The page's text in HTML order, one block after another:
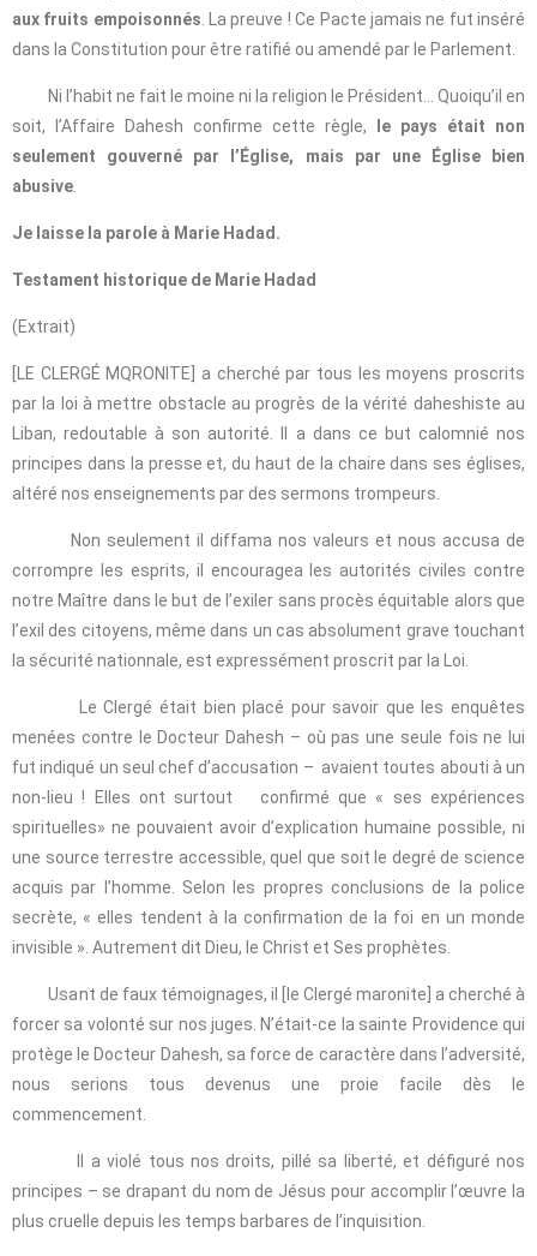
aux fruits empoisonnés . La preuve ! Ce Pacte jamais ne fut inséré
dans la Constitution pour être ratifié ou amendé par le Parlement.
Ni l’habit ne fait le moine ni la religion le Président… Quoiqu’il en
soit, l’Affaire Dahesh confirme cette règle,
le pays était non
seulement gouverné par l’Église, mais par une Église bien
abusive
Je laisse la parole à Marie Hadad.
Testament historique de Marie Hadad
(Extrait)
[LE CLERGÉ MQRONITE] a cherché par tous les moyens proscrits
par la loi à mettre obstacle au progrès de la vérité daheshiste au
Liban, redoutable à son autorité. Il a dans ce but calomnié nos
principes dans la presse et, du haut de la chaire dans ses églises,
altéré nos enseignements par des sermons trompeurs.
Non seulement il diffama nos valeurs et nous accusa de
corrompre les esprits, il encouragea les autorités civiles contre
notre Maître dans le but de l’exiler sans procès équitable alors que
l’exil des citoyens, même dans un cas absolument grave touchant
la sécurité nationnale, est expressément proscrit par la Loi.
Le Clergé était bien placé pour savoir que les enquêtes
menées contre le Docteur Dahesh – où pas une seule fois ne lui
fut indiqué un seul chef d’accusation – avaient toutes abouti à un
non-lieu ! Elles ont surtout confirmé que « ses expériences
spirituelles» ne pouvaient avoir d’explication humaine possible, ni
une source terrestre accessible, quel que soit le degré de science
acquis par l’homme. Selon les propres conclusions de la police
secrète, « elles tendent à la confirmation de la foi en un monde
invisible ». Autrement dit Dieu, le Christ et Ses prophètes.
Usant de faux témoignages, il [le Clergé maronite] a cherché à
forcer sa volonté sur nos juges. N’était-ce la sainte Providence qui
protège le Docteur Dahesh, sa force de caractère dans l’adversité,
nous serions tous devenus une proie facile dès le
commencement.
Il a violé tous nos droits, pillé sa liberté, et défiguré nos
principes – se drapant du nom de Jésus pour accomplir l’œuvre la
plus cruelle depuis les temps barbares de l’inquisition.